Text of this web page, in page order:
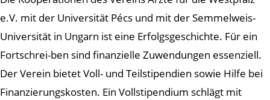
e.V. mit der Universität Pécs und mit der Semmelweis-
Universität in Ungarn ist eine Erfolgsgeschichte. Für ein
Fortschrei-ben sind finanzielle Zuwendungen essenziell.
Der Verein bietet Voll- und Teilstipendien sowie Hilfe bei
Finanzierungskosten. Ein Vollstipendium schlägt mit